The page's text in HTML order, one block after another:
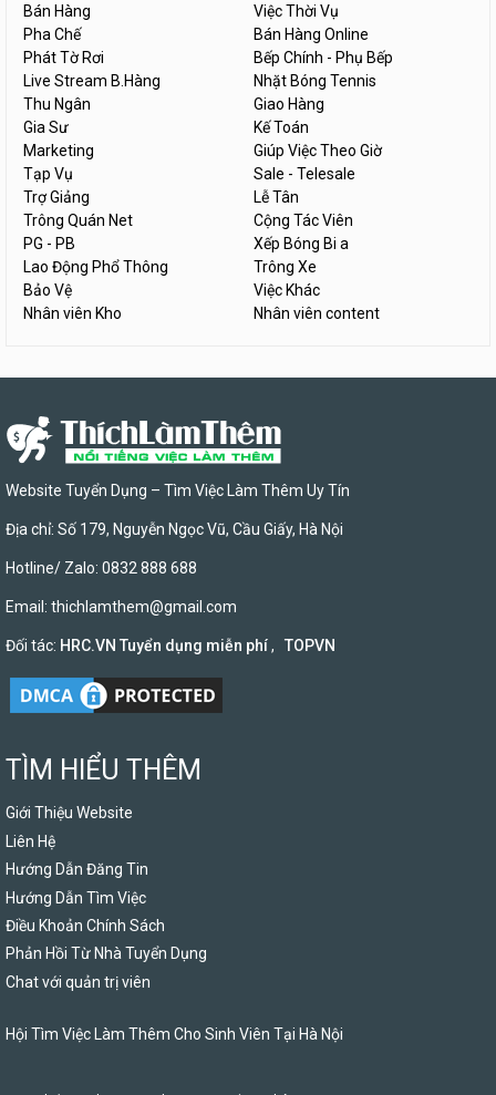
Bán Hàng
Việc Thời Vụ
Pha Chế
Bán Hàng Online
Phát Tờ Rơi
Bếp Chính - Phụ Bếp
Live Stream B.Hàng
Nhặt Bóng Tennis
Thu Ngân
Giao Hàng
Gia Sư
Kế Toán
Marketing
Giúp Việc Theo Giờ
Tạp Vụ
Sale - Telesale
Trợ Giảng
Lễ Tân
Trông Quán Net
Cộng Tác Viên
PG - PB
Xếp Bóng Bi a
Lao Động Phổ Thông
Trông Xe
Bảo Vệ
Việc Khác
Nhân viên Kho
Nhân viên content
Website Tuyển Dụng – Tìm Việc Làm Thêm Uy Tín
Địa chỉ: Số 179, Nguyễn Ngọc Vũ, Cầu Giấy, Hà Nội
Hotline/ Zalo: 0832 888 688
Email: thichlamthem@gmail.com
Đối tác: HRC.VN Tuyển dụng miễn phí, TOPVN
TÌM HIỂU THÊM
Giới Thiệu Website
Liên Hệ
Hướng Dẫn Đăng Tin
Hướng Dẫn Tìm Việc
Điều Khoản Chính Sách
Phản Hồi Từ Nhà Tuyển Dụng
Chat với quản trị viên
Hội Tìm Việc Làm Thêm Cho Sinh Viên Tại Hà Nội